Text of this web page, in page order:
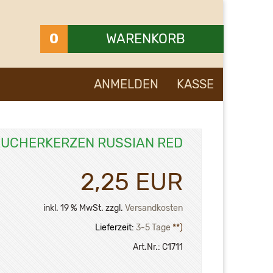
0 WARENKORB
Ihr Warenkorb ist leer.
ANMELDEN KASSE
RUSSIAN RED
2,25 EUR
inkl. 19 % MwSt. zzgl. Versandkosten
Lieferzeit: 3-5 Tage **)
Art.Nr.: C1711